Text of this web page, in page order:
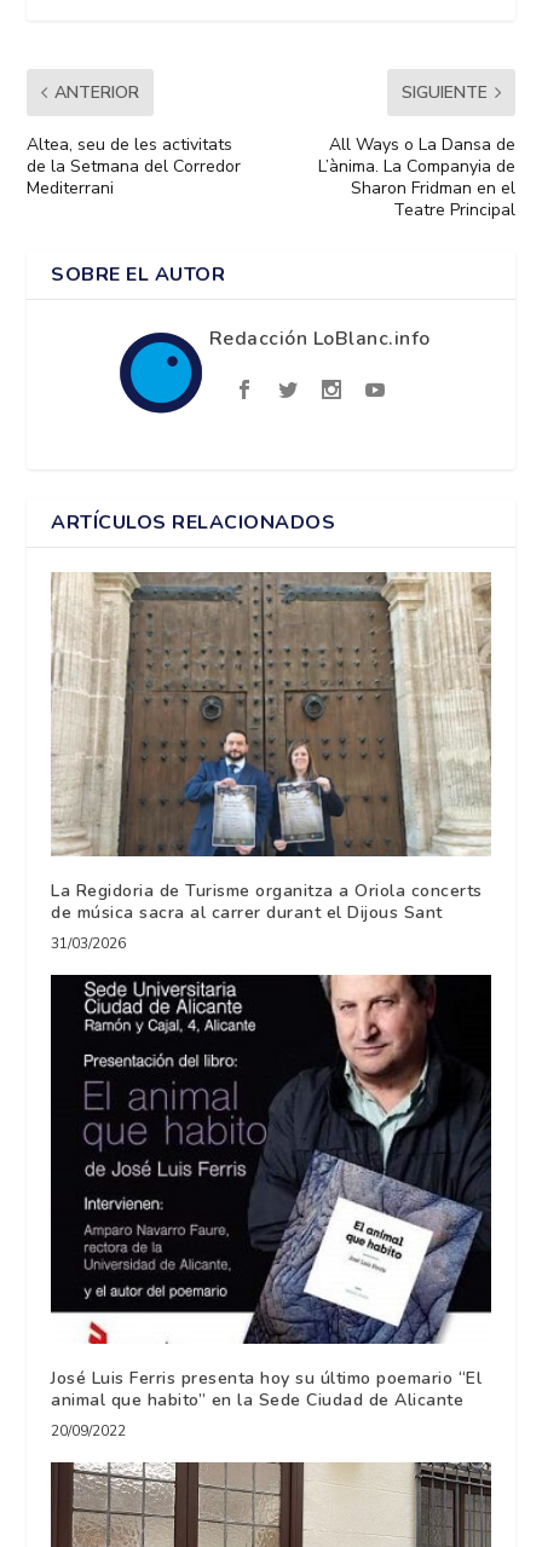
ANTERIOR
Altea, seu de les activitats
de la Setmana del Corredor
Mediterrani
SIGUIENTE
All Ways o La Dansa de
L’ànima. La Companyia de
Sharon Fridman en el
Teatre Principal
SOBRE EL AUTOR
Redacción LoBlanc.info
ARTÍCULOS RELACIONADOS
La Regidoria de Turisme organitza a Oriola concerts
de música sacra al carrer durant el Dijous Sant
31/03/2026
José Luis Ferris presenta hoy su último poemario “El
animal que habito” en la Sede Ciudad de Alicante
20/09/2022